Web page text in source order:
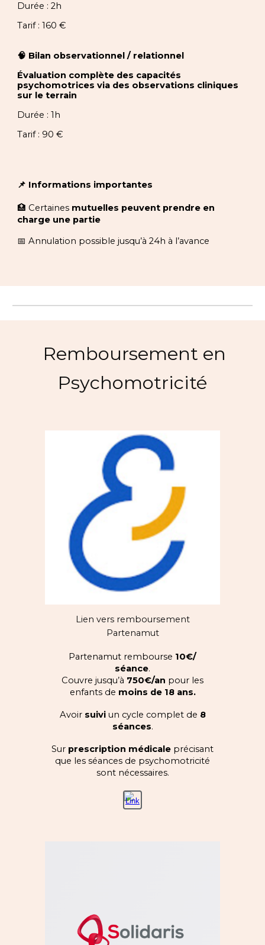
Durée : 2h
Tarif : 160 €
🧠 Bilan observationnel / relationnel
Évaluation complète des capacités
psychomotrices via des observations cliniques
sur le terrain
Durée : 1h
Tarif : 90 €
📌 Informations importantes
🏥 Certaines mutuelles peuvent prendre en
charge une partie
📅 Annulation possible jusqu’à 24h à l’avance
Remboursement en
Psychomotricité
Lien vers remboursement
Partenamut
Partenamut rembourse 10€/
séance.
Couvre jusqu’à 750€/an pour les
enfants de moins de 18 ans.
Avoir suivi un cycle complet de 8
séances.
Sur prescription médicale précisant
que les séances de psychomotricité
sont nécessaires.